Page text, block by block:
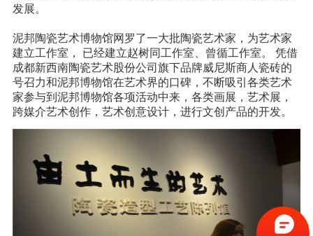
发展。
泥邦陶瓷艺术博物馆网罗了一大批陶瓷艺术家，为艺术家
建立工作室， 已经建立赵树同工作室、曾循工作室。 凭借
成都新西南陶瓷艺术股份公司旗下品牌威尼斯商人瓷砖的
号召力和泥邦博物馆在艺术界的口碑，不断吸引各类艺术
家参与到泥邦博物馆各项活动中来，各类画展，艺术展，
跨媒介艺术创作，艺术创意设计，进行文创产品的开发。